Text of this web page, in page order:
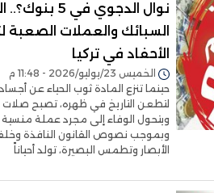
نوال الدجوي
السبائك والعملات
الأحفاد في تركيا
الخميس 23/يوليو/2026 - 11:48 م
حينما تنزع المادة ثوب الحياء عن
لتطعن التاريخ في ظهره، تصبح
ويتحول الوفاء إلى مجرد عملة
وبموجب نصوص القانون النافذة
الأبصار وتطمس البصيرة، تولد أحياناً